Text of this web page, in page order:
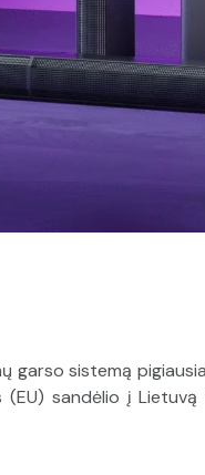
garso sistemą
sandėlio į